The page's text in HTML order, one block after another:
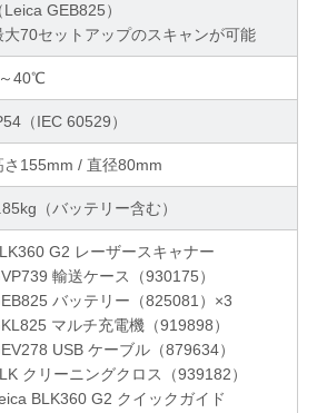
Leica GEB825）
大70セットアップのスキャンが可能
40℃
（IEC 60529）
さ155mm / 直径80mm
（バッテリー含む）
G2 レーザースキャナー
輸送ケース（930175）
バッテリー（825081）×3
マルチ充電機（919898）
USB ケーブル（879634）
クリーニングクロス（939182）
BLK360 G2 クイックガイド